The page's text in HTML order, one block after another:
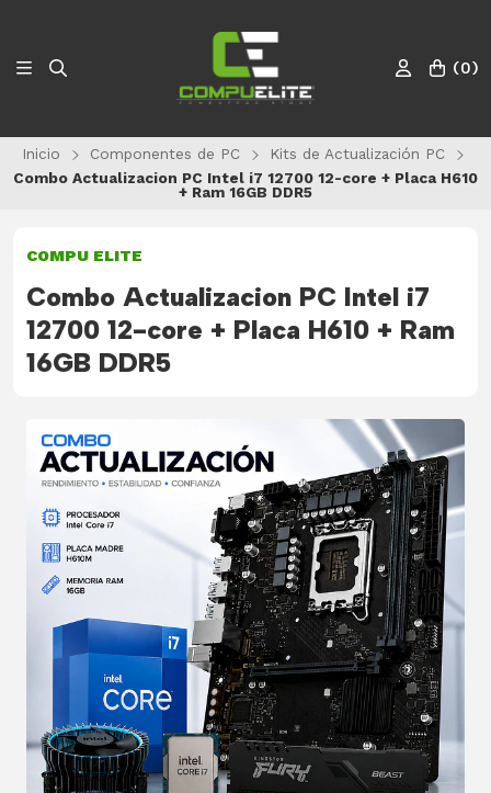
(0)
Inicio Componentes de PC
Kits de Actualización PC
Combo Actualizacion PC Intel i7 12700 12-core + Placa H610
+ Ram 16GB DDR5
COMPU ELITE
Combo Actualizacion PC Intel i7
12700 12-core + Placa H610 + Ram
16GB DDR5